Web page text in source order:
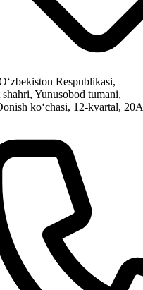
Respublikasi,
Yunusobod tumani,
ko‘chasi, 12-kvartal, 20A